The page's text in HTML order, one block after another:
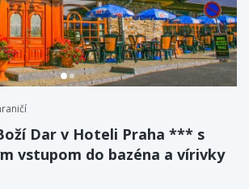
Dar v Hoteli Praha *** s
vstupom do bazéna a vírivky